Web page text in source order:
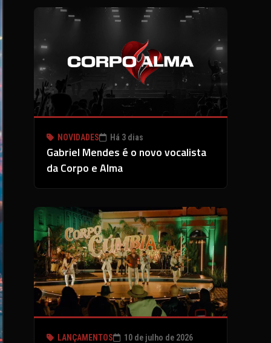
NOVIDADES Há 3 dias
Gabriel Mendes é o novo vocalista
da Corpo e Alma
LANÇAMENTOS 10 de julho de 2026